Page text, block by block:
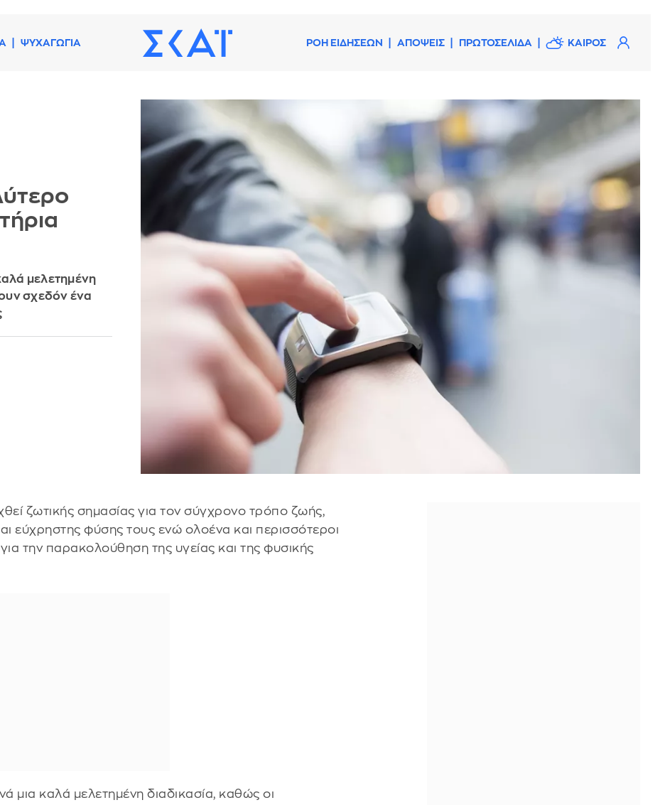
ΨΥΧΑΓΩΓΙΑ ΡΟΗ ΕΙΔΗΣΕΩΝ ΑΠΟΨΕΙΣ ΠΡΩΤΟΣΕΛΙΔΑ ΚΑΙΡΟΣ
μελετημένη
σχεδόν ένα
ζωτικής σημασίας για τον σύγχρονο τρόπο ζωής,
εύχρηστης φύσης τους ενώ ολοένα και περισσότεροι
την παρακολούθηση της υγείας και της φυσικής
μια καλά μελετημένη διαδικασία, καθώς οι